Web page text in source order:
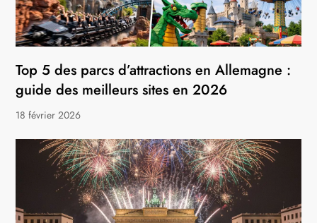
Top 5 des parcs d’attractions en Allemagne :
guide des meilleurs sites en 2026
18 février 2026